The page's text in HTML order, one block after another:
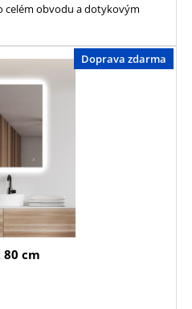
celém obvodu a dotykovým
Doprava zdarma
80 cm